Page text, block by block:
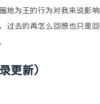
地为王的行为对我来说影
过去的再怎么回想也只是
更新）